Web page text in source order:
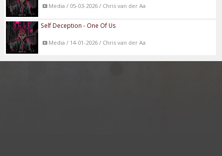
Media / 05-03-2026 / Chris van der Aa
Self Deception - One Of Us
Media / 14-01-2026 / Chris van der Aa